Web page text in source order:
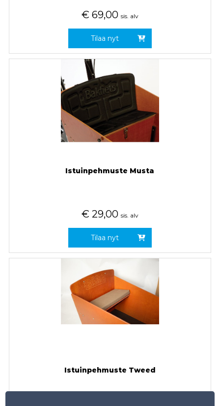
€ 69,00 sis. alv
Tilaa nyt
Istuinpehmuste Musta
€ 29,00 sis. alv
Tilaa nyt
Istuinpehmuste Tweed